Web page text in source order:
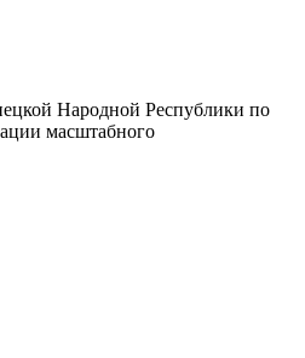
Народной Республики по
масштабного